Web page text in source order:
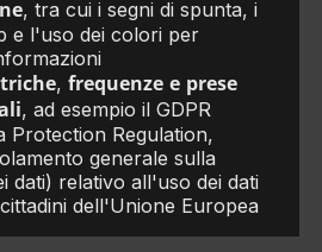
, tra cui i segni di spunta, i
e l'uso dei colori per
,frequenze e prese
, ad esempio il GDPR
Protection Regulation,
generale sulla
dati) relativo all'uso dei dati
dell'Unione Europea